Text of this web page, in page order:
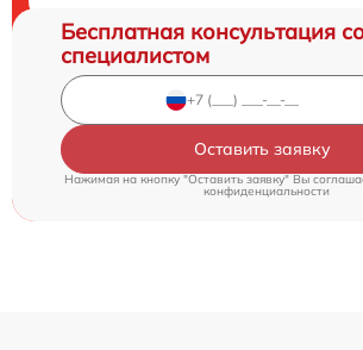
Бесплатная консультация
специалистом
Оставить заявку
Нажимая на кнопку "Оставить заявку" Вы
конфиденциальности